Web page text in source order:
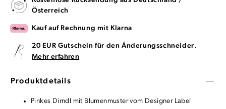
Österreich
Kauf auf Rechnung mit Klarna
20 EUR Gutschein für den Änderungsschneider.
Mehr erfahren
Produktdetails
Pinkes Dirndl mit Blumenmuster vom Designer Label